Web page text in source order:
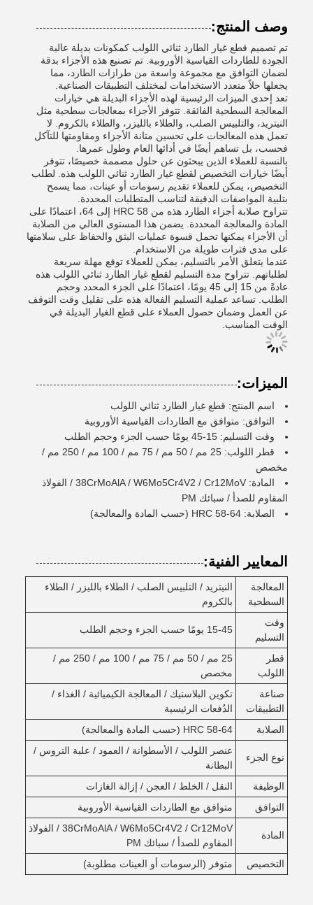
وصف المنتج:
تم تصميم قطع غيار الطارد ثنائي اللولب كمكونات بديلة عالية
الجودة للطاردات القياسية الأوروبية. تم تصنيع هذه الأجزاء بدقة
لضمان التوافق مع مجموعة واسعة من طرازات الطارد، مما
يجعلها حلاً متعدد الاستخدامات لمختلف التطبيقات الصناعية.
تعد إحدى الميزات الرئيسية لهذه الأجزاء البديلة هي خيارات
المعالجة السطحية الفائقة. تتوفر الأجزاء بمعالجات سطحية مثل
النيتريد، والتلبيس الصلب، والطلاء بالليزر، والطلاء بالكروم. لا
تعمل هذه المعالجات على تحسين متانة الأجزاء ومقاومتها للتآكل
فحسب، بل تساهم أيضًا في أدائها العام وطول عمرها.
بالنسبة للعملاء الذين يبحثون عن حلول مصممة خصيصًا، تتوفر
أيضًا خيارات التخصيص لقطع غيار الطارد ثنائي اللولب هذه. لطلب
التخصيص، يمكن للعملاء تقديم رسومات أو عينات، مما يسمح
بتلبية المواصفات الدقيقة لتناسب المتطلبات المحددة.
تتراوح صلابة أجزاء الطارد هذه من HRC 58 إلى 64، اعتمادًا على
المادة والمعالجة المحددة. يضمن هذا المستوى العالي من الصلابة
أن الأجزاء يمكنها تحمل قسوة عمليات البثق والحفاظ على سلامتها
على مدى فترات طويلة من الاستخدام.
عندما يتعلق الأمر بالتسليم، يمكن للعملاء توقع مهلة سريعة
لطلباتهم. تتراوح مدة التسليم لقطع غيار الطارد ثنائي اللولب هذه
عادةً من 15 إلى 45 يومًا، اعتمادًا على الجزء المحدد وحجم
الطلب. تساعد عملية التسليم الفعالة هذه على تقليل وقت التوقف
عن العمل وضمان حصول العملاء على قطع الغيار البديلة في
الوقت المناسب.
الميزات:
اسم المنتج: قطع غيار الطارد ثنائي اللولب
التوافق: متوافق مع الطاردات القياسية الأوروبية
وقت التسليم: 15-45 يومًا حسب الجزء وحجم الطلب
قطر اللولب: 25 مم / 50 مم / 75 مم / 100 مم / 250 مم /
مخصص
المادة: 38CrMoAlA / W6Mo5Cr4V2 / Cr12MoV / الفولاذ
المقاوم للصدأ / سبائك PM
الصلابة: HRC 58-64 (حسب المادة والمعالجة)
المعايير الفنية:
المعالجة
السطحية
النيتريد / التلبيس الصلب / الطلاء بالليزر / الطلاء
بالكروم
وقت
التسليم
15-45 يومًا حسب الجزء وحجم الطلب
قطر
اللولب
25 مم / 50 مم / 75 مم / 100 مم / 250 مم /
مخصص
صناعة
التطبيقات
تكوين البلاستيك / المعالجة الكيميائية / الغذاء /
الدُفعات الرئيسية
الصلابة
HRC 58-64 (حسب المادة والمعالجة)
نوع الجزء
عنصر اللولب / الأسطوانة / العمود / علبة التروس /
البطانة
الوظيفة
النقل / الخلط / العجن / إزالة الغازات
التوافق
متوافق مع الطاردات القياسية الأوروبية
المادة
38CrMoAlA / W6Mo5Cr4V2 / Cr12MoV / الفولاذ
المقاوم للصدأ / سبائك PM
التخصيص
متوفر (الرسومات أو العينات مطلوبة)